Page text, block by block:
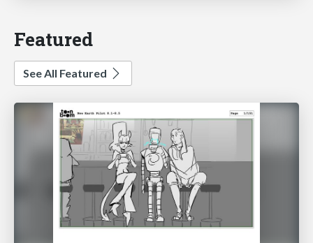
Featured
See All Featured